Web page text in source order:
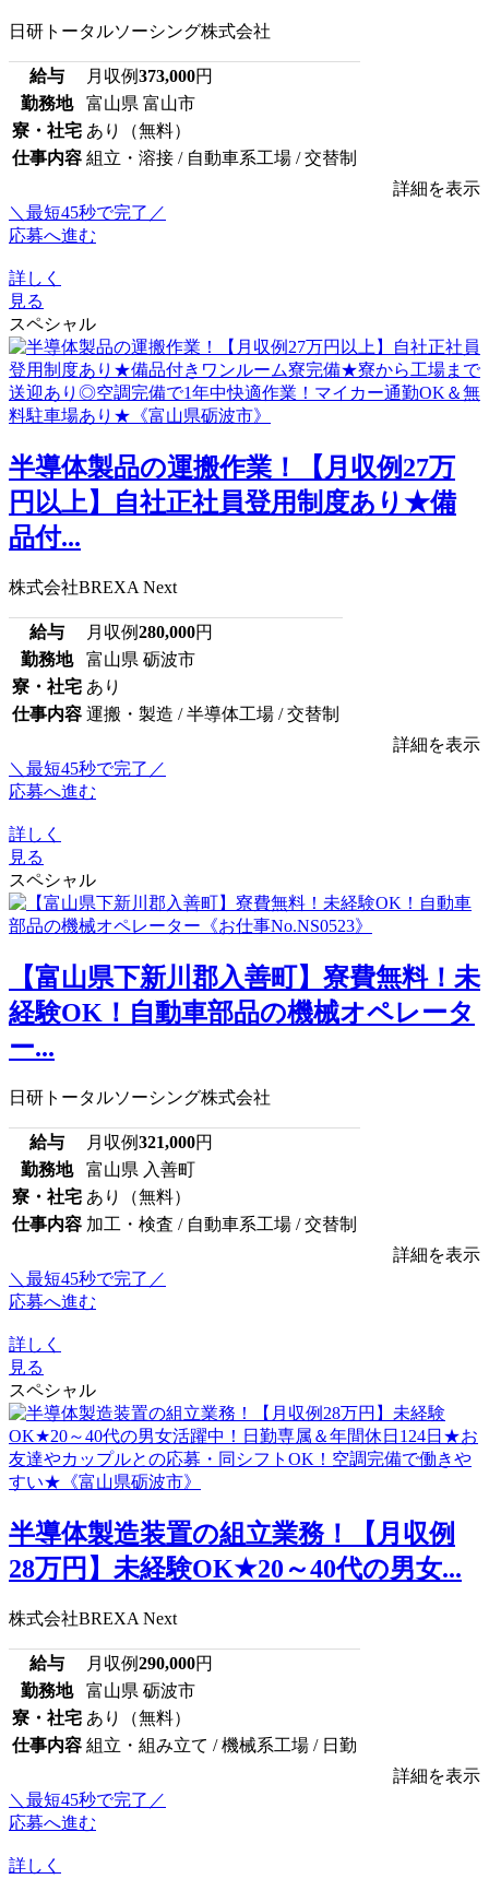
日研トータルソーシング株式会社
給与 月収例373,000円
勤務地
富山県 富山市
寮・社宅 あり（無料）
仕事内容 組立・溶接 / 自動車系工場 / 交替制
詳細を表示
＼最短45秒で完了／
応募へ進む
詳しく
見る
スペシャル
半導体製品の運搬作業！【月収例27万
円以上】自社正社員登用制度あり★備
品付...
株式会社BREXA Next
給与 月収例280,000円
勤務地
富山県 砺波市
寮・社宅 あり
仕事内容 運搬・製造 / 半導体工場 / 交替制
詳細を表示
＼最短45秒で完了／
応募へ進む
詳しく
見る
スペシャル
【富山県下新川郡入善町】寮費無料！未
経験OK！自動車部品の機械オペレータ
ー...
日研トータルソーシング株式会社
給与 月収例321,000円
勤務地
富山県 入善町
寮・社宅 あり（無料）
仕事内容 加工・検査 / 自動車系工場 / 交替制
詳細を表示
＼最短45秒で完了／
応募へ進む
詳しく
見る
スペシャル
半導体製造装置の組立業務！【月収例
28万円】未経験OK★20～40代の男女...
株式会社BREXA Next
給与 月収例290,000円
勤務地
富山県 砺波市
寮・社宅 あり（無料）
仕事内容 組立・組み立て / 機械系工場 / 日勤
詳細を表示
＼最短45秒で完了／
応募へ進む
詳しく